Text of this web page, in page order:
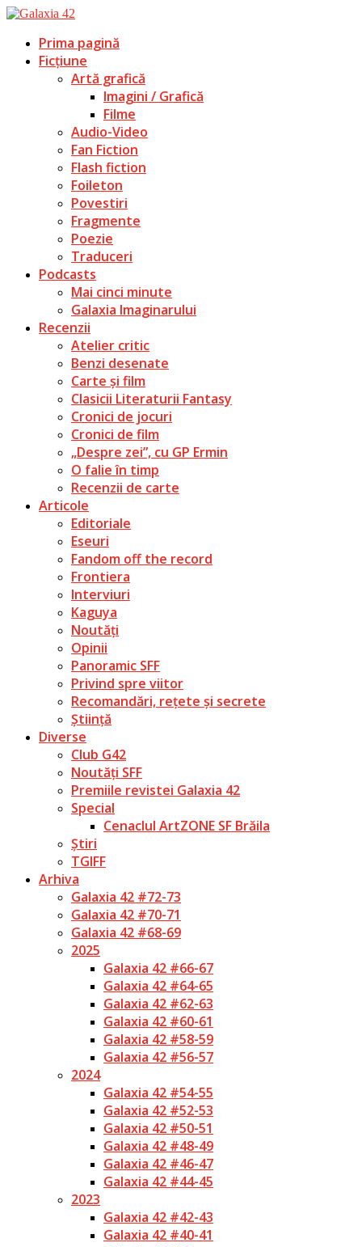
Prima pagină
Ficțiune
Artă grafică
Imagini / Grafică
Filme
Audio-Video
Fan Fiction
Flash fiction
Foileton
Povestiri
Fragmente
Poezie
Traduceri
Podcasts
Mai cinci minute
Galaxia Imaginarului
Recenzii
Atelier critic
Benzi desenate
Carte și film
Clasicii Literaturii Fantasy
Cronici de jocuri
Cronici de film
„Despre zei”, cu GP Ermin
O falie în timp
Recenzii de carte
Articole
Editoriale
Eseuri
Fandom off the record
Frontiera
Interviuri
Kaguya
Noutăți
Opinii
Panoramic SFF
Privind spre viitor
Recomandări, rețete și secrete
Știință
Diverse
Club G42
Noutăți SFF
Premiile revistei Galaxia 42
Special
Cenaclul ArtZONE SF Brăila
Știri
TGIFF
Arhiva
Galaxia 42 #72-73
Galaxia 42 #70-71
Galaxia 42 #68-69
2025
Galaxia 42 #66-67
Galaxia 42 #64-65
Galaxia 42 #62-63
Galaxia 42 #60-61
Galaxia 42 #58-59
Galaxia 42 #56-57
2024
Galaxia 42 #54-55
Galaxia 42 #52-53
Galaxia 42 #50-51
Galaxia 42 #48-49
Galaxia 42 #46-47
Galaxia 42 #44-45
2023
Galaxia 42 #42-43
Galaxia 42 #40-41